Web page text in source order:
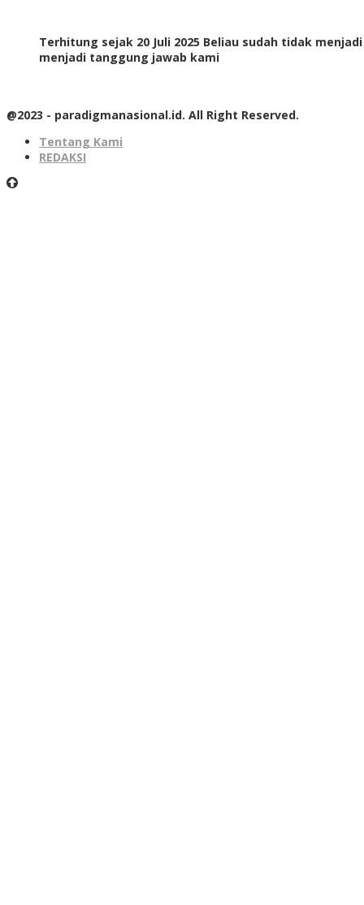
Terhitung sejak 20 Juli 2025 Beliau sudah tidak
menjadi tanggung jawab kami
@2023 - paradigmanasional.id. All Right Reserved.
Tentang Kami
REDAKSI